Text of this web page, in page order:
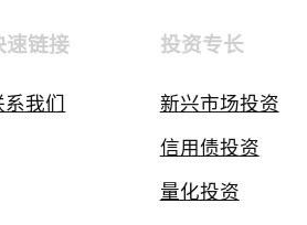
速链接
系我们
投资专长
新兴市场投资
信用债投资
量化投资